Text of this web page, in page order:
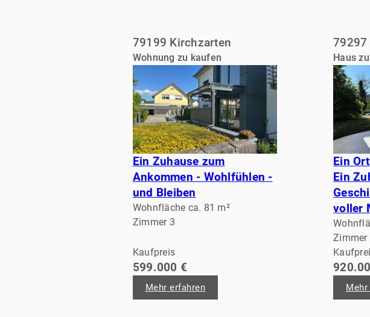
79199 Kirchzarten
Wohnung zu kaufen
Ein Zuhause zum
Ankommen - Wohlfühlen -
und Bleiben
Wohnfläche ca. 81 m²
Zimmer 3
Kaufpreis
599.000 €
Mehr erfahren
79297
Haus
Ein
Ein
voller
Zimmer